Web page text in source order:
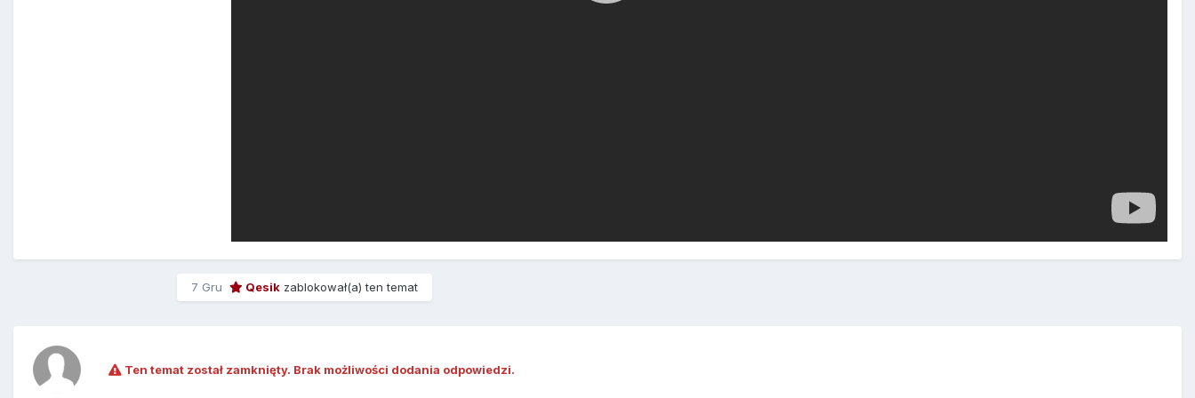
7 Gru Qesik zablokował(a) ten temat
Ten temat został zamknięty. Brak możliwości dodania odpowiedzi.